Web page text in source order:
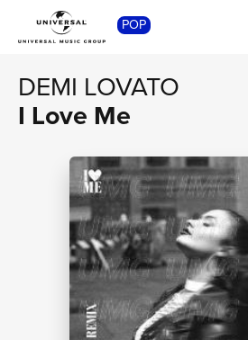
POP
DEMI LOVATO
I Love Me